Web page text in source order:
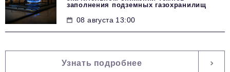
заполнения подземных газохранилищ
08 августа 13:00
Узнать подробнее